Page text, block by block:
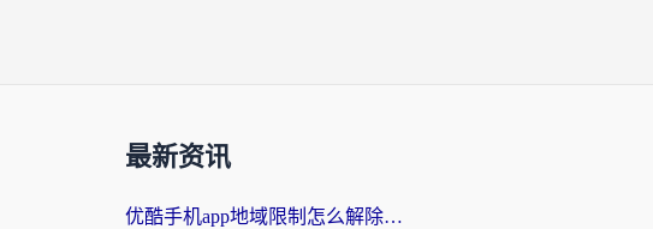
最新资讯
优酷手机app地域限制怎么解除？海外党亲测有效的追剧方案